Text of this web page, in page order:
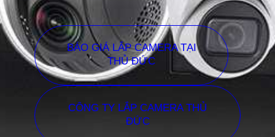
BÁO GIÁ LẮP CAMERA TẠI
THỦ ĐỨC
CÔNG TY LẮP CAMERA THỦ
ĐỨC